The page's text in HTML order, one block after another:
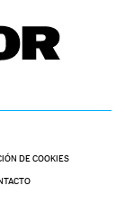
DE COOKIES